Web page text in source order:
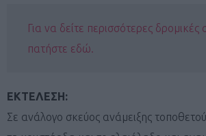
Για να δείτε περισσότερες δρομικές
πατήστε εδώ.
ΕΚΤΕΛΕΣΗ:
Σε ανάλογο σκεύος ανάμειξης